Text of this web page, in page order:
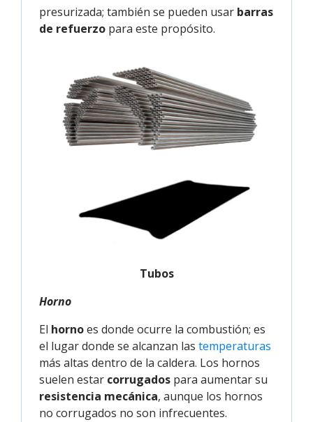
presurizada; también se pueden usar barras
de refuerzo para este propósito.
Tubos
Horno
El hornoes donde ocurre la combustión; es
el lugar donde se alcanzan las temperaturas
más altas dentro de la caldera. Los hornos
suelen estar corrugados para aumentar su
resistencia mecánica, aunque los hornos
no corrugados no son infrecuentes.